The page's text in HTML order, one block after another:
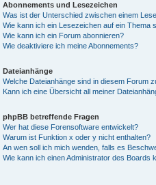
Abonnements und Lesezeichen
Was ist der Unterschied zwischen einem
Wie kann ich ein Lesezeichen auf ein Thema
Wie kann ich ein Forum abonnieren?
Wie deaktiviere ich meine Abonnements?
Dateianhänge
Welche Dateianhänge sind in diesem Forum
Kann ich eine Übersicht all meiner
phpBB betreffende Fragen
Wer hat diese Forensoftware entwickelt?
Warum ist Funktion x oder y nicht enthalten?
An wen soll ich mich wenden, falls es
Wie kann ich einen Administrator des Boards